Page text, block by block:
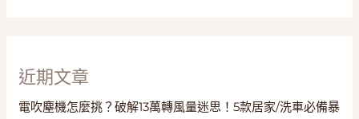
食
安
近期文章
電吹塵機怎麼挑？破解13萬轉風量迷思！5款居家/洗車必備暴